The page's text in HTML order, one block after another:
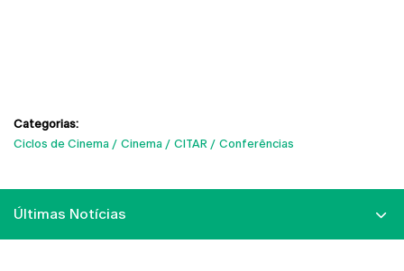
Categorias:
Ciclos de Cinema
Cinema CITAR Conferências
Últimas Notícias